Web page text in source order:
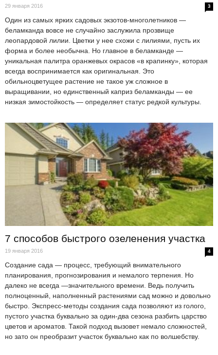
29 января 2016 3
Один из самых ярких садовых экзотов-многолетников —
беламканда вовсе не случайно заслужила прозвище
леопардовой лилии. Цветки у нее схожи с лилиями, пусть их
форма и более необычна. Но главное в беламканде —
уникальная палитра оранжевых окрасов «в крапинку», которая
всегда воспринимается как оригинальная. Это
обильноцветущее растение не такое уж сложное в
выращивании, но единственный каприз беламканды — ее
низкая зимостойкость — определяет статус редкой культуры.
7 способов быстрого озеленения участка
19 января 2016 4
Создание сада — процесс, требующий внимательного
планирования, прогнозирования и немалого терпения. Но
далеко не всегда —значительного времени. Ведь получить
полноценный, наполненный растениями сад можно и довольно
быстро. Экспресс-методы создания сада позволяют из голого,
пустого участка буквально за один-два сезона разбить царство
цветов и ароматов. Такой подход вызовет немало сложностей,
но зато он преобразит участок буквально как по волшебству.